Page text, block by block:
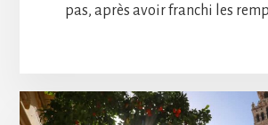
pas, après avoir franchi les